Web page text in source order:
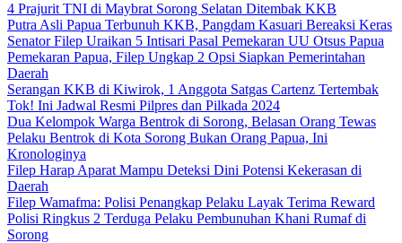
4 Prajurit TNI di Maybrat Sorong Selatan Ditembak KKB
Putra Asli Papua Terbunuh KKB, Pangdam Kasuari Bereaksi Keras
Senator Filep Uraikan 5 Intisari Pasal Pemekaran UU Otsus Papua
Pemekaran Papua, Filep Ungkap 2 Opsi Siapkan Pemerintahan
Daerah
Serangan KKB di Kiwirok, 1 Anggota Satgas Cartenz Tertembak
Tok! Ini Jadwal Resmi Pilpres dan Pilkada 2024
Dua Kelompok Warga Bentrok di Sorong, Belasan Orang Tewas
Pelaku Bentrok di Kota Sorong Bukan Orang Papua, Ini
Kronologinya
Filep Harap Aparat Mampu Deteksi Dini Potensi Kekerasan di
Daerah
Filep Wamafma: Polisi Penangkap Pelaku Layak Terima Reward
Polisi Ringkus 2 Terduga Pelaku Pembunuhan Khani Rumaf di
Sorong